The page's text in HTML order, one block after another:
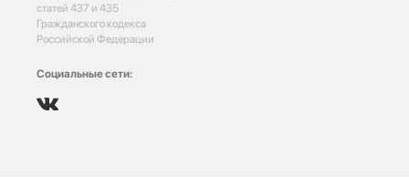
статей 437 и 435
Гражданского кодекса
Российской Федерации
Социальные сети: